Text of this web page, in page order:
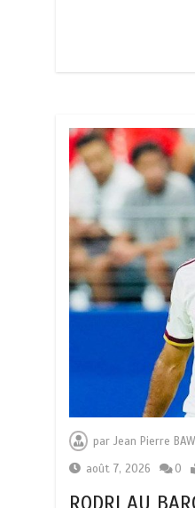
parJean Pierre
août 7, 2026
0
RODRI AU